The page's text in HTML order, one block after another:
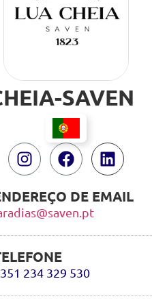
SAVEN
DE EMAIL
234 329 530